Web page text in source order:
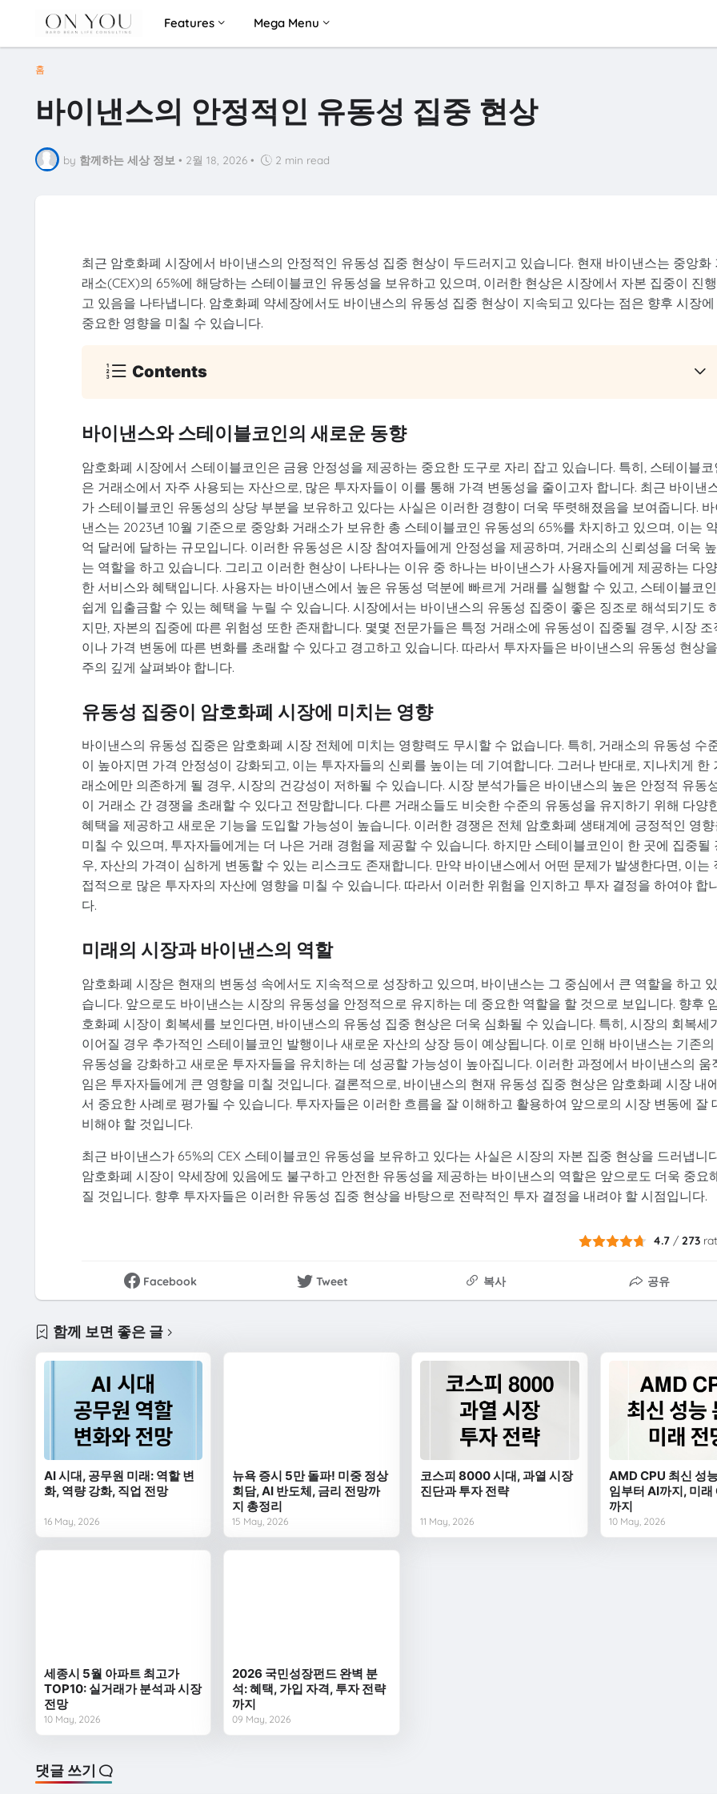
Features Mega Menu
홈
바이낸스의 안정적인 유동성 집중 현상
by 함께하는 세상 정보 • 2월 18, 2026 • 2 min read
최근 암호화폐 시장에서 바이낸스의 안정적인 유동성 집중 현상이 두드러지고 있습니다. 현재 바이낸스는 중앙화
래소(CEX)의 65%에 해당하는 스테이블코인 유동성을 보유하고 있으며, 이러한 현상은 시장에서 자본 집중이 진
고 있음을 나타냅니다. 암호화폐 약세장에서도 바이낸스의 유동성 집중 현상이 지속되고 있다는 점은 향후 시장에
중요한 영향을 미칠 수 있습니다.
Contents
바이낸스와 스테이블코인의 새로운 동향
암호화폐 시장에서 스테이블코인은 금융 안정성을 제공하는 중요한 도구로 자리 잡고 있습니다. 특히, 스테이블코
은 거래소에서 자주 사용되는 자산으로, 많은 투자자들이 이를 통해 가격 변동성을 줄이고자 합니다. 최근 바이낸
가 스테이블코인 유동성의 상당 부분을 보유하고 있다는 사실은 이러한 경향이 더욱 뚜렷해졌음을 보여줍니다. 바
낸스는 2023년 10월 기준으로 중앙화 거래소가 보유한 총 스테이블코인 유동성의 65%를 차지하고 있으며, 이는
억 달러에 달하는 규모입니다. 이러한 유동성은 시장 참여자들에게 안정성을 제공하며, 거래소의 신뢰성을 더욱
는 역할을 하고 있습니다. 그리고 이러한 현상이 나타나는 이유 중 하나는 바이낸스가 사용자들에게 제공하는 다양
한 서비스와 혜택입니다. 사용자는 바이낸스에서 높은 유동성 덕분에 빠르게 거래를 실행할 수 있고, 스테이블코
쉽게 입출금할 수 있는 혜택을 누릴 수 있습니다. 시장에서는 바이낸스의 유동성 집중이 좋은 징조로 해석되기도
지만, 자본의 집중에 따른 위험성 또한 존재합니다. 몇몇 전문가들은 특정 거래소에 유동성이 집중될 경우, 시장 조
이나 가격 변동에 따른 변화를 초래할 수 있다고 경고하고 있습니다. 따라서 투자자들은 바이낸스의 유동성 현상을
주의 깊게 살펴봐야 합니다.
유동성 집중이 암호화폐 시장에 미치는 영향
바이낸스의 유동성 집중은 암호화폐 시장 전체에 미치는 영향력도 무시할 수 없습니다. 특히, 거래소의 유동성 수
이 높아지면 가격 안정성이 강화되고, 이는 투자자들의 신뢰를 높이는 데 기여합니다. 그러나 반대로, 지나치게 한
래소에만 의존하게 될 경우, 시장의 건강성이 저하될 수 있습니다. 시장 분석가들은 바이낸스의 높은 안정적 유동
이 거래소 간 경쟁을 초래할 수 있다고 전망합니다. 다른 거래소들도 비슷한 수준의 유동성을 유지하기 위해 다양
혜택을 제공하고 새로운 기능을 도입할 가능성이 높습니다. 이러한 경쟁은 전체 암호화폐 생태계에 긍정적인 영향
미칠 수 있으며, 투자자들에게는 더 나은 거래 경험을 제공할 수 있습니다. 하지만 스테이블코인이 한 곳에 집중될
우, 자산의 가격이 심하게 변동할 수 있는 리스크도 존재합니다. 만약 바이낸스에서 어떤 문제가 발생한다면, 이는
접적으로 많은 투자자의 자산에 영향을 미칠 수 있습니다. 따라서 이러한 위험을 인지하고 투자 결정을 하여야 합
다.
미래의 시장과 바이낸스의 역할
암호화폐 시장은 현재의 변동성 속에서도 지속적으로 성장하고 있으며, 바이낸스는 그 중심에서 큰 역할을 하고 있
습니다. 앞으로도 바이낸스는 시장의 유동성을 안정적으로 유지하는 데 중요한 역할을 할 것으로 보입니다. 향후
호화폐 시장이 회복세를 보인다면, 바이낸스의 유동성 집중 현상은 더욱 심화될 수 있습니다. 특히, 시장의 회복세
이어질 경우 추가적인 스테이블코인 발행이나 새로운 자산의 상장 등이 예상됩니다. 이로 인해 바이낸스는 기존의
유동성을 강화하고 새로운 투자자들을 유치하는 데 성공할 가능성이 높아집니다. 이러한 과정에서 바이낸스의 움
임은 투자자들에게 큰 영향을 미칠 것입니다. 결론적으로, 바이낸스의 현재 유동성 집중 현상은 암호화폐 시장 내
서 중요한 사례로 평가될 수 있습니다. 투자자들은 이러한 흐름을 잘 이해하고 활용하여 앞으로의 시장 변동에 잘
비해야 할 것입니다.
최근 바이낸스가 65%의 CEX 스테이블코인 유동성을 보유하고 있다는 사실은 시장의 자본 집중 현상을 드러냅니
암호화폐 시장이 약세장에 있음에도 불구하고 안전한 유동성을 제공하는 바이낸스의 역할은 앞으로도 더욱 중요
질 것입니다. 향후 투자자들은 이러한 유동성 집중 현상을 바탕으로 전략적인 투자 결정을 내려야 할 시점입니다.
4.7 /273
Facebook Tweet 복사 공유
함께 보면 좋은 글
AI 시대, 공무원 미래: 역할 변
화, 역량 강화, 직업 전망
16 May, 2026
뉴욕 증시 5만 돌파! 미중 정상
회담, AI 반도체, 금리 전망까
지 총정리
15 May, 2026
코스피 8000 시대, 과열 시장
진단과 투자 전략
11 May, 2026
AMD CPU 최신 성
임부터 AI까지, 미래
까지
10 May, 2026
세종시 5월 아파트 최고가
TOP10: 실거래가 분석과 시장
전망
10 May, 2026
2026 국민성장펀드 완벽 분
석: 혜택, 가입 자격, 투자 전략
까지
09 May, 2026
댓글 쓰기